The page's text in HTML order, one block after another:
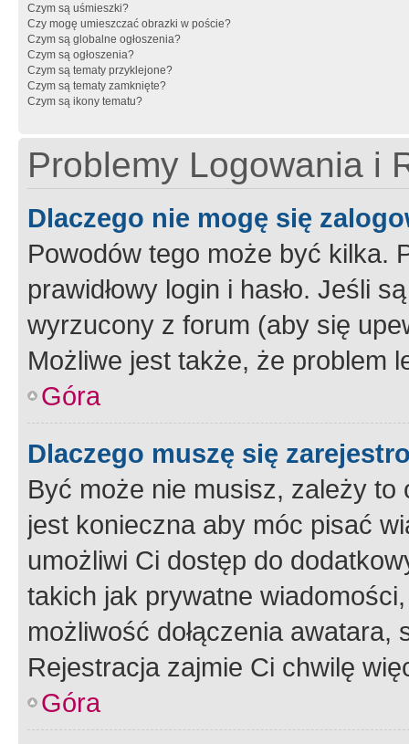
Czym są uśmieszki?
Czy mogę umieszczać obrazki w poście?
Czym są globalne ogłoszenia?
Czym są ogłoszenia?
Czym są tematy przyklejone?
Czym są tematy zamknięte?
Czym są ikony tematu?
Problemy Logowania i
Dlaczego nie mogę się
Powodów tego może być kilka.
prawidłowy login i hasło. Jeśli
wyrzucony z forum (aby się
Możliwe jest także, że problem
Góra
Dlaczego muszę się
Być może nie musisz, zależy
jest konieczna aby móc pisać
umożliwi Ci dostęp do
takich jak prywatne
możliwość dołączenia
Rejestracja zajmie Ci chwilę
Góra